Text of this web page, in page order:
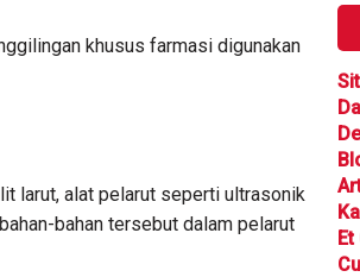
khusus farmasi digunakan
larut, alat pelarut seperti ultrasonik
bahan tersebut dalam pelarut
Et